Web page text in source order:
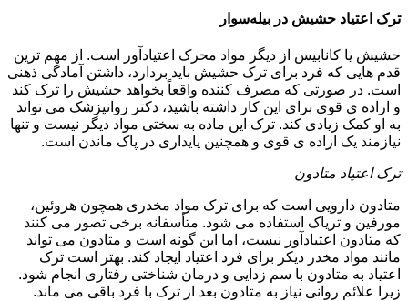
ترک اعتیاد حشیش در بیله‌سوار
حشیش یا کانابیس از دیگر مواد محرک اعتیادآور است. از مهم ترین
قدم هایی که فرد برای ترک حشیش باید بردارد، داشتن آمادگی ذهنی
است. در صورتی که مصرف کننده واقعاً بخواهد حشیش را ترک کند
و اراده ی قوی برای این کار داشته باشید، دکتر روانپزشک می تواند
به او کمک زیادی کند. ترک این ماده به سختی مواد دیگر نیست و تنها
نیازمند یک اراده ی قوی و همچنین پایداری در پاک ماندن است.
ترک اعتیاد متادون
متادون دارویی است که برای ترک مواد مخدری همچون هروئین،
مورفین و تریاک استفاده می شود. متأسفانه برخی تصور می کنند
که متادون اعتیادآور نیست، اما این گونه است و متادون می تواند
مانند مواد مخدر دیکر برای فرد اعتیاد ایجاد کند. بهتر است ترک
اعتیاد به متادون با سم زدایی و درمان شناختی رفتاری انجام شود.
زیرا علائم روانی نیاز به متادون بعد از ترک با فرد باقی می ماند.